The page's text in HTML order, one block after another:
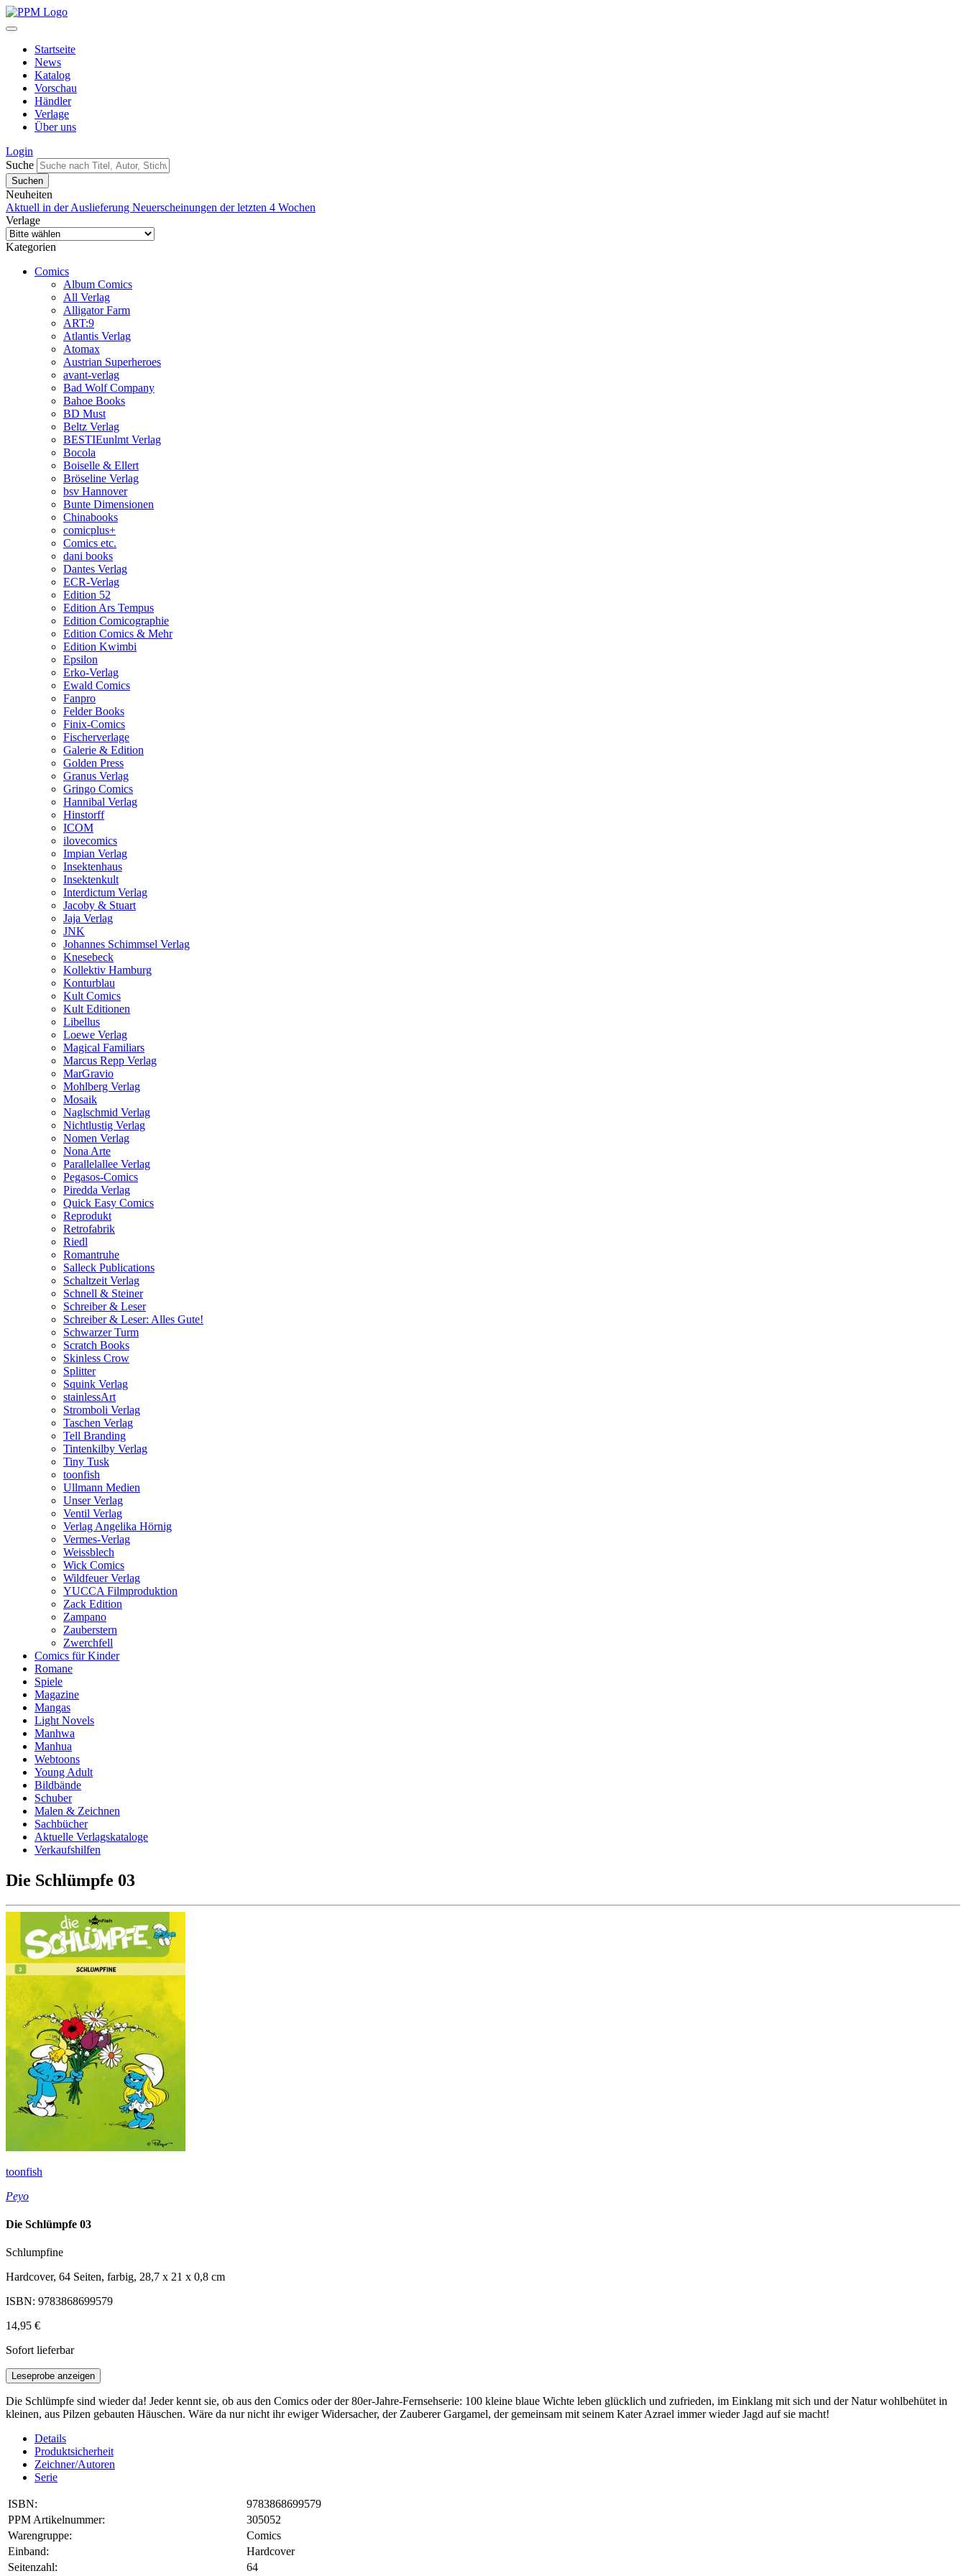
Startseite
News
Katalog
Vorschau
Händler
Verlage
Über uns
Login
Suche
Neuheiten
Aktuell in der Auslieferung Neuerscheinungen der letzten 4 Wochen
Verlage
Kategorien
Comics
Album Comics
All Verlag
Alligator Farm
ART:9
Atlantis Verlag
Atomax
Austrian Superheroes
avant-verlag
Bad Wolf Company
Bahoe Books
BD Must
Beltz Verlag
BESTIEunlmt Verlag
Bocola
Boiselle & Ellert
Bröseline Verlag
bsv Hannover
Bunte Dimensionen
Chinabooks
comicplus+
Comics etc.
dani books
Dantes Verlag
ECR-Verlag
Edition 52
Edition Ars Tempus
Edition Comicographie
Edition Comics & Mehr
Edition Kwimbi
Epsilon
Erko-Verlag
Ewald Comics
Fanpro
Felder Books
Finix-Comics
Fischerverlage
Galerie & Edition
Golden Press
Granus Verlag
Gringo Comics
Hannibal Verlag
Hinstorff
ICOM
ilovecomics
Impian Verlag
Insektenhaus
Insektenkult
Interdictum Verlag
Jacoby & Stuart
Jaja Verlag
JNK
Johannes Schimmsel Verlag
Knesebeck
Kollektiv Hamburg
Konturblau
Kult Comics
Kult Editionen
Libellus
Loewe Verlag
Magical Familiars
Marcus Repp Verlag
MarGravio
Mohlberg Verlag
Mosaik
Naglschmid Verlag
Nichtlustig Verlag
Nomen Verlag
Nona Arte
Parallelallee Verlag
Pegasos-Comics
Piredda Verlag
Quick Easy Comics
Reprodukt
Retrofabrik
Riedl
Romantruhe
Salleck Publications
Schaltzeit Verlag
Schnell & Steiner
Schreiber & Leser
Schreiber & Leser: Alles Gute!
Schwarzer Turm
Scratch Books
Skinless Crow
Splitter
Squink Verlag
stainlessArt
Stromboli Verlag
Taschen Verlag
Tell Branding
Tintenkilby Verlag
Tiny Tusk
toonfish
Ullmann Medien
Unser Verlag
Ventil Verlag
Verlag Angelika Hörnig
Vermes-Verlag
Weissblech
Wick Comics
Wildfeuer Verlag
YUCCA Filmproduktion
Zack Edition
Zampano
Zauberstern
Zwerchfell
Comics für Kinder
Romane
Spiele
Magazine
Mangas
Light Novels
Manhwa
Manhua
Webtoons
Young Adult
Bildbände
Schuber
Malen & Zeichnen
Sachbücher
Aktuelle Verlagskataloge
Verkaufshilfen
Die Schlümpfe 03
toonfish
Peyo
Die Schlümpfe 03
Schlumpfine
Hardcover, 64 Seiten, farbig, 28,7 x 21 x 0,8 cm
ISBN: 9783868699579
14,95 €
Sofort lieferbar
Leseprobe anzeigen
Die Schlümpfe sind wieder da! Jeder kennt sie, ob aus den Comics oder der 80er-Jahre-Fernsehserie: 100 kleine blaue Wichte leben glücklich und zufrieden, im Einklang mit sich und der Natur wohlbehütet in
kleinen, aus Pilzen gebauten Häuschen. Wäre da nur nicht ihr ewiger Widersacher, der Zauberer Gargamel, der gemeinsam mit seinem Kater Azrael immer wieder Jagd auf sie macht!
Details
Produktsicherheit
Zeichner/Autoren
Serie
ISBN:
9783868699579
PPM Artikelnummer:
305052
Warengruppe:
Comics
Einband:
Hardcover
Seitenzahl:
64